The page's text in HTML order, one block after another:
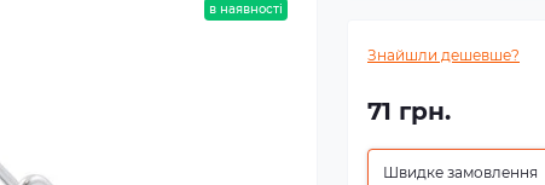
в наявності
Знайшли дешевше?
71 грн.
Швидке замовлення